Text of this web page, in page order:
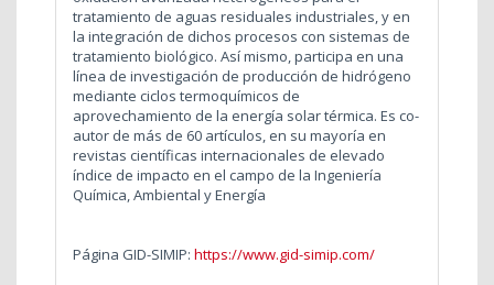
tratamiento de aguas residuales industriales, y en
la integración de dichos procesos con sistemas de
tratamiento biológico. Así mismo, participa en una
línea de investigación de producción de hidrógeno
mediante ciclos termoquímicos de
aprovechamiento de la energía solar térmica. Es co-
autor de más de 60 artículos, en su mayoría en
revistas científicas internacionales de elevado
índice de impacto en el campo de la Ingeniería
Química, Ambiental y Energía
Página GID-SIMIP: https://www.gid-simip.com/